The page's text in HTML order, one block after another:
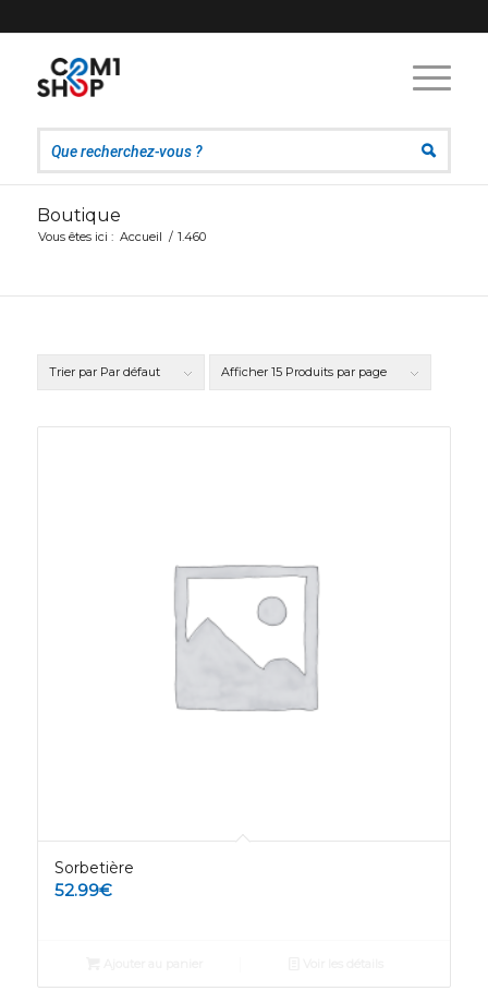
Boutique
Vous êtes ici : Accueil / 1.460
Trier par Par défaut Afficher 15 Produits par page
Sorbetière
52.99€